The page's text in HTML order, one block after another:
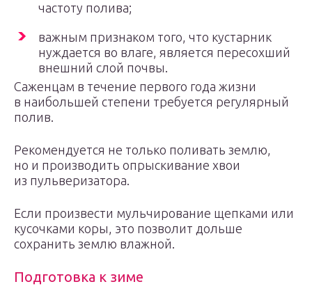
частоту полива;
важным признаком того, что кустарник
нуждается во влаге, является пересохший
внешний слой почвы.
Саженцам в течение первого года жизни
в наибольшей степени требуется регулярный
полив.
Рекомендуется не только поливать землю,
но и производить опрыскивание хвои
из пульверизатора.
Если произвести мульчирование щепками или
кусочками коры, это позволит дольше
сохранить землю влажной.
Подготовка к зиме